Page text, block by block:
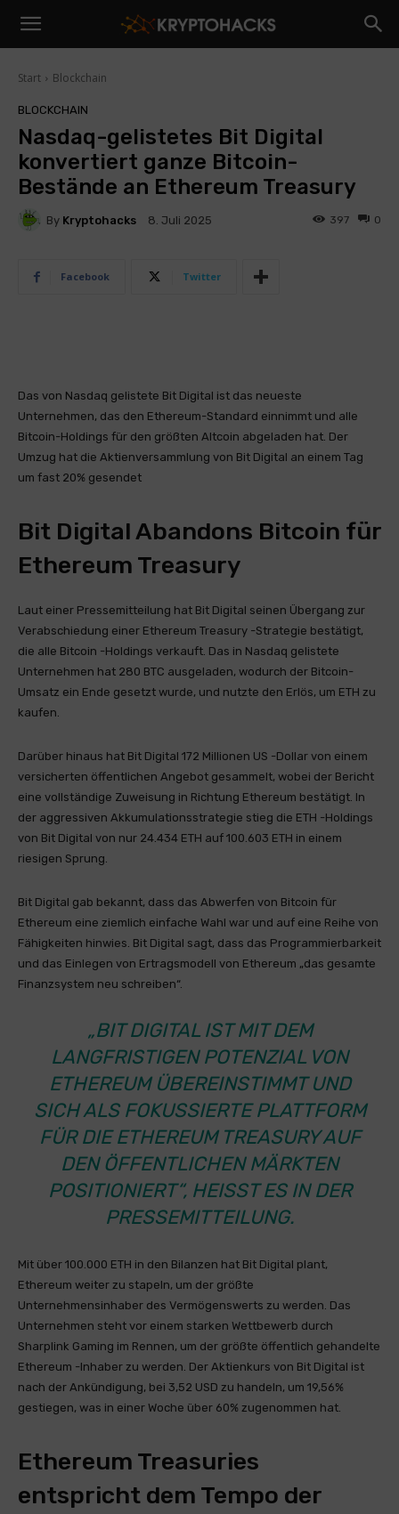
Start Blockchain
BLOCKCHAIN
Nasdaq-gelistetes Bit Digital
konvertiert ganze Bitcoin-
Bestände an Ethereum Treasury
By Kryptohacks 8. Juli 2025 0
397
Facebook Twitter
Das von Nasdaq gelistete Bit Digital ist das neueste
Unternehmen, das den Ethereum-Standard einnimmt und alle
Bitcoin-Holdings für den größten Altcoin abgeladen hat. Der
Umzug hat die Aktienversammlung von Bit Digital an einem Tag
um fast 20% gesendet
Bit Digital Abandons Bitcoin für
Ethereum Treasury
Laut einer Pressemitteilung hat Bit Digital seinen Übergang zur
Verabschiedung einer Ethereum Treasury -Strategie bestätigt,
die alle Bitcoin -Holdings verkauft. Das in Nasdaq gelistete
Unternehmen hat 280 BTC ausgeladen, wodurch der Bitcoin-
Umsatz ein Ende gesetzt wurde, und nutzte den Erlös, um ETH zu
kaufen.
Darüber hinaus hat Bit Digital 172 Millionen US -Dollar von einem
versicherten öffentlichen Angebot gesammelt, wobei der Bericht
eine vollständige Zuweisung in Richtung Ethereum bestätigt. In
der aggressiven Akkumulationsstrategie stieg die ETH -Holdings
von Bit Digital von nur 24.434 ETH auf 100.603 ETH in einem
riesigen Sprung.
Bit Digital gab bekannt, dass das Abwerfen von Bitcoin für
Ethereum eine ziemlich einfache Wahl war und auf eine Reihe von
Fähigkeiten hinwies. Bit Digital sagt, dass das Programmierbarkeit
und das Einlegen von Ertragsmodell von Ethereum „das gesamte
Finanzsystem neu schreiben“.
„BIT DIGITAL IST MIT DEM
LANGFRISTIGEN POTENZIAL VON
ETHEREUM ÜBEREINSTIMMT UND
SICH ALS FOKUSSIERTE PLATTFORM
FÜR DIE ETHEREUM TREASURY AUF
DEN ÖFFENTLICHEN MÄRKTEN
POSITIONIERT“, HEISST ES IN DER P
RESSEMITTEILUNG.
Mit über 100.000 ETH in den Bilanzen hat Bit Digital plant,
Ethereum weiter zu stapeln, um der größte
Unternehmensinhaber des Vermögenswerts zu werden. Das
Unternehmen steht vor einem starken Wettbewerb durch
Sharplink Gaming im Rennen, um der größte öffentlich gehandelte
Ethereum -Inhaber zu werden. Der Aktienkurs von Bit Digital ist
nach der Ankündigung, bei 3,52 USD zu handeln, um 19,56%
gestiegen, was in einer Woche über 60% zugenommen hat.
Ethereum Treasuries
entspricht dem Tempo der